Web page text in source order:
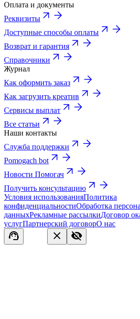
Оплата и документы
Реквизиты
Доступные способы оплаты
Возврат и гарантия
Справочники
Журнал
Как оформить заказ
Как загрузить креатив
Сервисы выплат
Все статьи
Наши контакты
Служба поддержки
Pomogach bot
Новости Помогач
Получить консультацию
Условия использованияПолитика
конфиденциальностиОбработка
данныхРекламные рассылкиДоговор
услугПартнерский договорО нас